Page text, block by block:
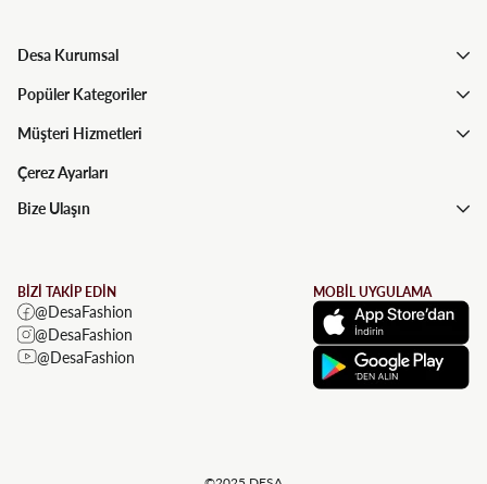
Desa Kurumsal
Popüler Kategoriler
Müşteri Hizmetleri
Çerez Ayarları
Bize Ulaşın
BİZİ TAKİP EDİN
@DesaFashion
@DesaFashion
@DesaFashion
MOBİL UYGULAMA